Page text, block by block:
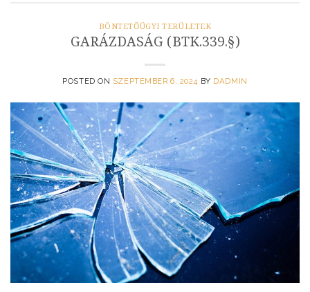
BÖNTETŐÜGYI TERÜLETEK
GARÁZDASÁG (BTK.339.§)
POSTED ON SZEPTEMBER 6, 2024 BY DADMIN